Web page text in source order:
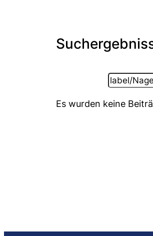
Suchen
Es wurden keine